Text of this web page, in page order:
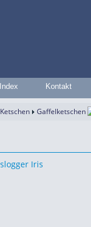
Index Kontakt
Ketschen Gaffelketschen